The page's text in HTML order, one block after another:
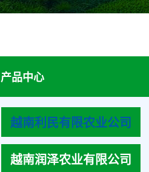
产品中心
越南利民有限农业公司
越南润泽农业有限公司